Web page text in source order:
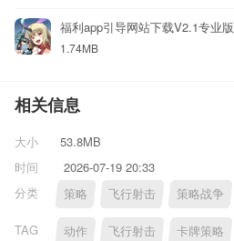
福利app引导网站下载V2.1专业版
1.74MB
相关信息
大小
53.8MB
时间
2026-07-19 20:33
分类
策略 飞行射击 策略战争
TAG 动作 飞行射击 卡牌策略